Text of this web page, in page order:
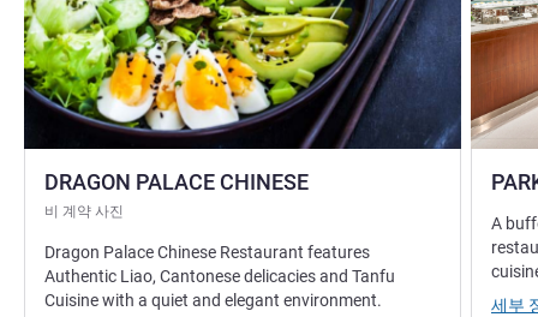
DRAGON PALACE CHINESE
비 계약 사진
Dragon Palace Chinese Restaurant features
Authentic Liao, Cantonese delicacies and Tanfu
Cuisine with a quiet and elegant environment.
A
세부